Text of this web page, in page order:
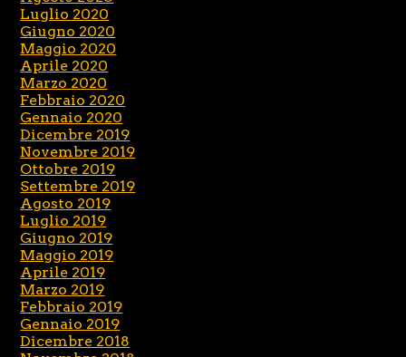
Luglio 2020
Giugno 2020
Maggio 2020
Aprile 2020
Marzo 2020
Febbraio 2020
Gennaio 2020
Dicembre 2019
Novembre 2019
Ottobre 2019
Settembre 2019
Agosto 2019
Luglio 2019
Giugno 2019
Maggio 2019
Aprile 2019
Marzo 2019
Febbraio 2019
Gennaio 2019
Dicembre 2018